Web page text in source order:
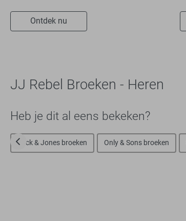
State of Art
Superdry
Ontdek nu
JJ Rebel Broeken - Heren
Heb je dit al eens bekeken?
Jack & Jones broeken Only & Sons broeken